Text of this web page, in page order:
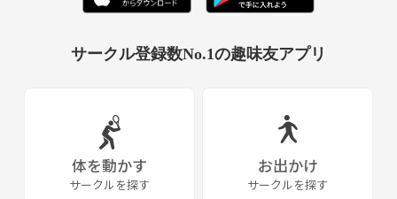
サークル登録数No.1の趣味友アプリ
体を動かす
サークルを探す
お出かけ
サークルを探す